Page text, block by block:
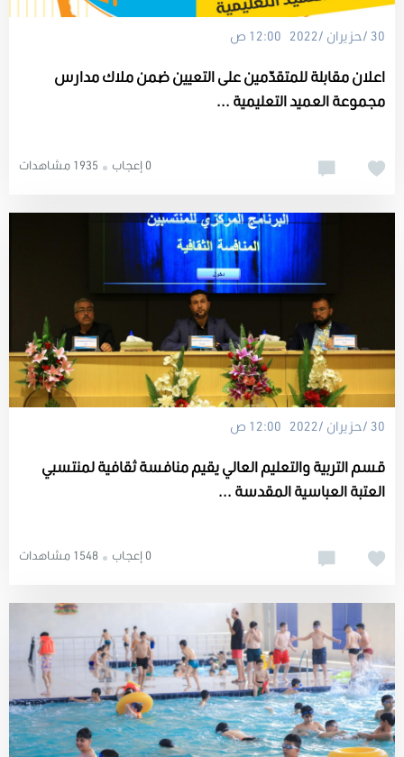
30 /حزيران /2022 12:00 ص
اعلان مقابلة للمتقدّمين على التعيين ضمن ملاك مدارس
مجموعة العميد التعليمية ...
1935 مشاهدات 0 إعجاب
30 /حزيران /2022 12:00 ص
قسم التربية والتعليم العالي يقيم منافسة ثقافية لمنتسبي
العتبة العباسية المقدسة ...
1548 مشاهدات 0 إعجاب